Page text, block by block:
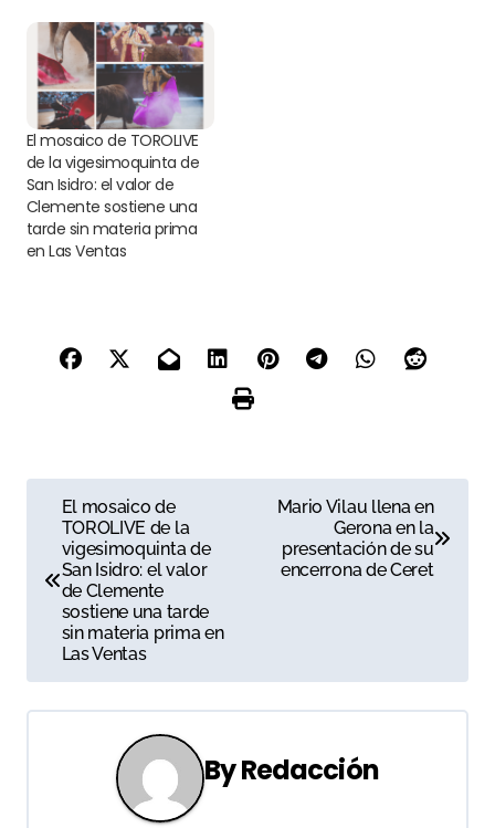
El mosaico de TOROLIVE
de la vigesimoquinta de
San Isidro: el valor de
Clemente sostiene una
tarde sin materia prima
en Las Ventas
v
g
a
El mosaico de
TOROLIVE de la
vigesimoquinta de
San Isidro: el valor
de Clemente
sostiene una tarde
sin materia prima en
Las Ventas
Mario Vilau llena en
Gerona en la
presentación de su
encerrona de Ceret
ByRedacción